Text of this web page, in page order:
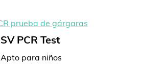
PCR Test
para niños